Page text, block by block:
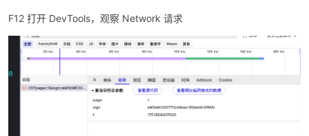
破
F12 打开 DevTools，观察 Network 请求